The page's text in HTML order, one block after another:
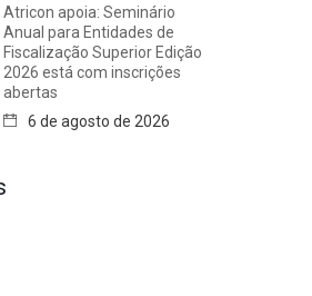
Atricon apoia: Seminário
Anual para Entidades de
Fiscalização Superior Edição
2026 está com inscrições
abertas
6 de agosto de 2026